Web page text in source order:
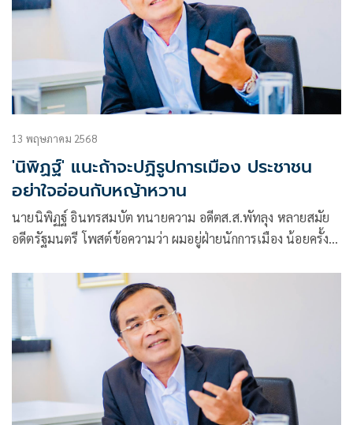
13 พฤษภาคม 2568
'นิพิฏฐ์' แนะถ้าจะปฏิรูปการเมือง ประชาชน
อย่าใจอ่อนกับหญ้าหวาน
นายนิพิฏฐ์ อินทรสมบัต ทนายความ อดีตส.ส.พัทลุง หลายสมัย
อดีตรัฐมนตรี โพสต์ข้อความว่า ผมอยู่ฝ่ายนักการเมือง น้อยครั้งที่